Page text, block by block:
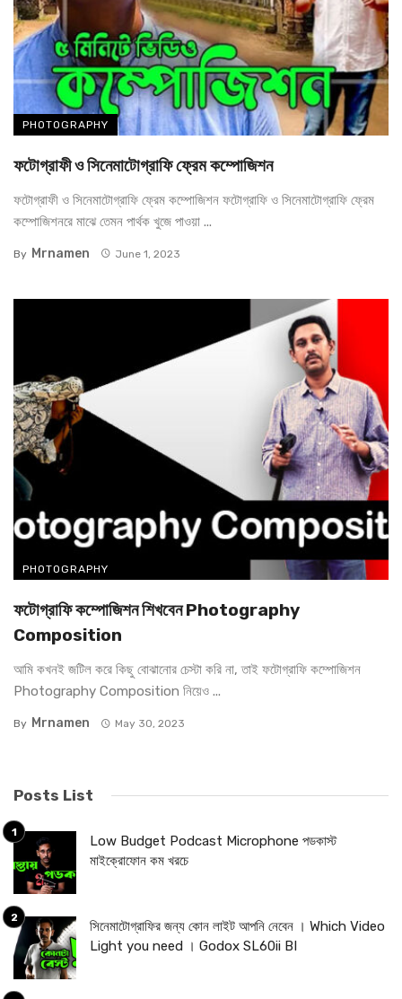
PHOTOGRAPHY
ফটোগ্রাফী ও সিনেমাটোগ্রাফি ফ্রেম কম্পোজিশন
ফটোগ্রাফী ও সিনেমাটোগ্রাফি ফ্রেম কম্পোজিশন ফটোগ্রাফি ও সিনেমাটোগ্রাফি ফ্রেম
কম্পোজিশনরে মাঝে তেমন পার্থক খুজে পাওয়া ...
By Mrnamen June 1, 2023
PHOTOGRAPHY
ফটোগ্রাফি কম্পোজিশন শিখবেন Photography
Composition
আমি কখনই জটিল করে কিছু বোঝানোর চেস্টা করি না, তাই ফটোগ্রাফি কম্পোজিশন
Photography Composition নিয়েও ...
By Mrnamen May 30, 2023
Posts List
Low Budget Podcast Microphone পডকাস্ট
মাইক্রোফোন কম খরচে
সিনেমাটোগ্রাফির জন্য কোন লাইট আপনি নেবেন । Which Video
Light you need । Godox SL60ii BI